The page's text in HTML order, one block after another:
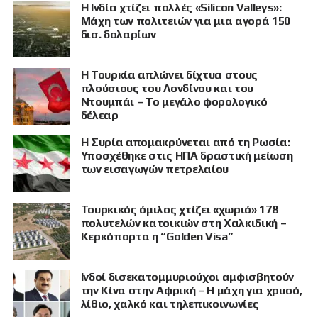
Η Ινδία χτίζει πολλές «Silicon Valleys»:
Μάχη των πολιτειών για μια αγορά 150
δισ. δολαρίων
Η Τουρκία απλώνει δίχτυα στους
πλούσιους του Λονδίνου και του
Ντουμπάι – Το μεγάλο φορολογικό
δέλεαρ
Η Συρία απομακρύνεται από τη Ρωσία:
Υποσχέθηκε στις ΗΠΑ δραστική μείωση
των εισαγωγών πετρελαίου
Τουρκικός όμιλος χτίζει «χωριό» 178
πολυτελών κατοικιών στη Χαλκιδική –
Κερκόπορτα η “Golden Visa”
Ινδοί δισεκατομμυριούχοι αμφισβητούν
την Κίνα στην Αφρική – Η μάχη για χρυσό,
λίθιο, χαλκό και τηλεπικοινωνίες